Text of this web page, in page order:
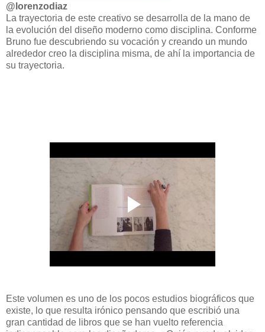
@lorenzodiaz
La trayectoria de este creativo se desarrolla de la mano de
la evolución del diseño moderno como disciplina. Conforme
Bruno fue descubriendo su vocación y creando un mundo
alrededor creo la disciplina misma, de ahí la importancia de
su trayectoria.
Este volumen es uno de los pocos estudios biográficos que
existe, lo que resulta irónico pensando que escribió una
gran cantidad de libros que se han vuelto referencia